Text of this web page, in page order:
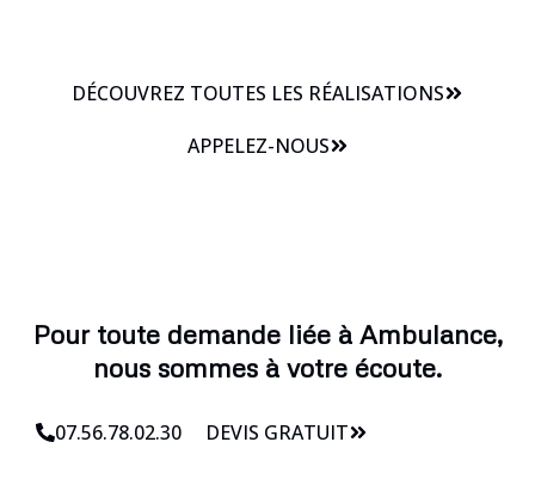
DÉCOUVREZ TOUTES LES RÉALISATIONS
APPELEZ-NOUS
Pour toute demande liée à Ambulance,
nous sommes à votre écoute.
07.56.78.02.30 DEVIS GRATUIT